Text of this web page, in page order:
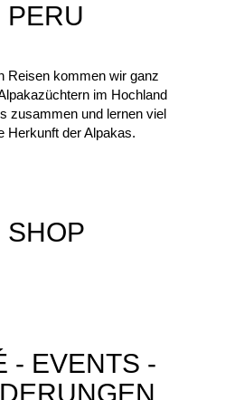
PERU
Reisen kommen wir ganz
im Hochland
zusammen und lernen viel
Herkunft der Alpakas.
SHOP
- EVENTS -